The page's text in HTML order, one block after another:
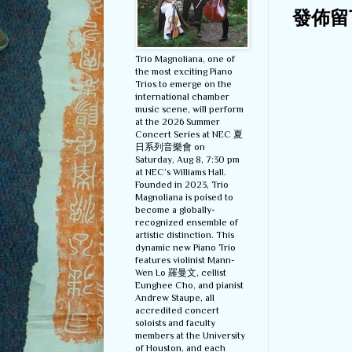
發佈
Trio Magnoliana, one of
the most exciting Piano
Trios to emerge on the
international chamber
music scene, will perform
at the 2026 Summer
Concert Series at NEC 夏
日系列音樂會 on
Saturday, Aug 8, 7:30 pm
at NEC’s Williams Hall.
Founded in 2023, Trio
Magnoliana is poised to
become a globally-
recognized ensemble of
artistic distinction. This
dynamic new Piano Trio
features violinist Mann-
Wen Lo 羅曼文, cellist
Eunghee Cho, and pianist
Andrew Staupe, all
accredited concert
soloists and faculty
members at the University
of Houston, and each